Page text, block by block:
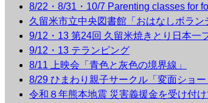
8/22・8/31・10/7 Parenting classes for
久留米市立中央図書館「おはなしボラン
9/12・13 第24回 久留米焼きとり日本一
9/12・13 テランピング
8/11 上映会「青色と灰色の境界線」
8/29 ひまわり親子サークル「変面ショー
令和８年熊本地震 災害義援金を受け付